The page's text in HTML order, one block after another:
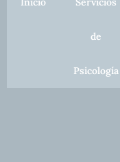
de
Psicología